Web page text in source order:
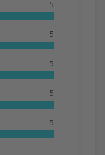
5
5
5
5
5